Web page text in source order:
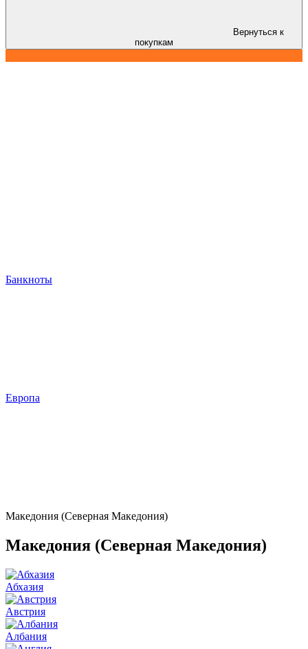
Вернуться к
покупкам
Банкноты
Европа
Македония (Северная Македония)
Македония (Северная Македония)
Абхазия
Австрия
Албания